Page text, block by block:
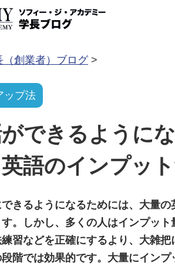
（創業者）ブログ>
ップ法
できるように
語のインプッ
きるようになるためには、大量
。しかし、多くの人はインプッ
習などを正確にするより、大雑
階では効果的です。大量にイン